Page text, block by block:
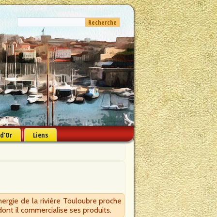
Liens
de la rivière Touloubre proche
il commercialise ses produits.